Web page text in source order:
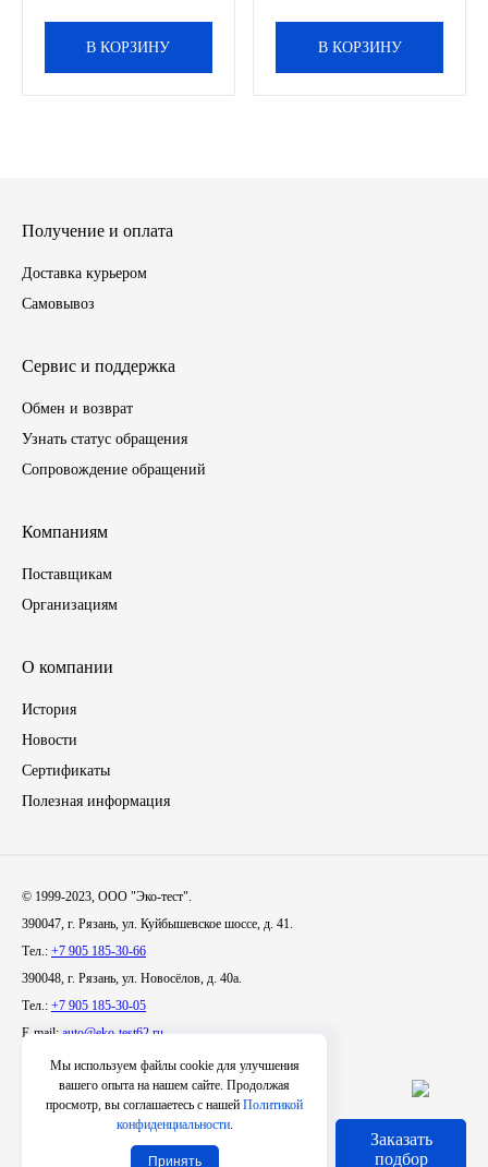
ГАЗПРОМ
РОСНЕФТЬ
ВАЗ
ГАЗ
ПАЗ, КАВЗ
Иномарки
КРАЗ
Спецтехника
УРАЛ
В КОРЗИНУ В КОРЗИНУ
Получение и оплата
Доставка курьером
Самовывоз
Сервис и поддержка
Обмен и возврат
Узнать статус обращения
Сопровождение обращений
Компаниям
Поставщикам
Организациям
О компании
История
Новости
Сертификаты
Полезная информация
© 1999-2023, ООО "Эко-тест".
390047, г. Рязань, ул. Куйбышевское шоссе, д. 41.
Тел.: +7 905 185-30-66
390048, г. Рязань, ул. Новосёлов, д. 40а.
Тел.: +7 905 185-30-05
E-mail: auto@eko-test62.ru
Условия использования сайта
Заказать
подбор
Мы используем файлы cookie для улучшения
вашего опыта на нашем сайте. Продолжая
просмотр, вы соглашаетесь с нашей Политикой
конфиденциальности.
Принять